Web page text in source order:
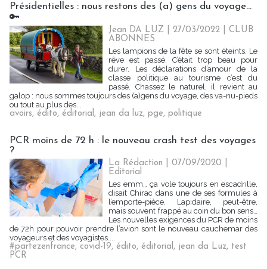
Présidentielles : nous restons des (a) gens du voyage…
🔑
Jean DA LUZ | 27/03/2022 |CLUB
ABONNES
Les lampions de la fête se sont éteints. Le
rêve est passé. C’était trop beau pour
durer. Les déclarations d’amour de la
classe politique au tourisme c’est du
passé. Chassez le naturel, il revient au
galop : nous sommes toujours des (a)gens du voyage, des va-nu-pieds
ou tout au plus des...
avoirs, édito, éditorial, jean da luz, pge, politique
PCR moins de 72 h : le nouveau crash test des voyages
?
La Rédaction | 07/09/2020
Editorial
Les emm… ça vole toujours en escadrille,
disait Chirac dans une de ses formules à
l’emporte-pièce. Lapidaire, peut-être,
mais souvent frappé au coin du bon sens…
Les nouvelles exigences du PCR de moins
de 72h pour pouvoir prendre l’avion sont le nouveau cauchemar des
voyageurs et des voyagistes....
#partezenfrance, covid-19, édito, éditorial, jean da Luz, test
PCR